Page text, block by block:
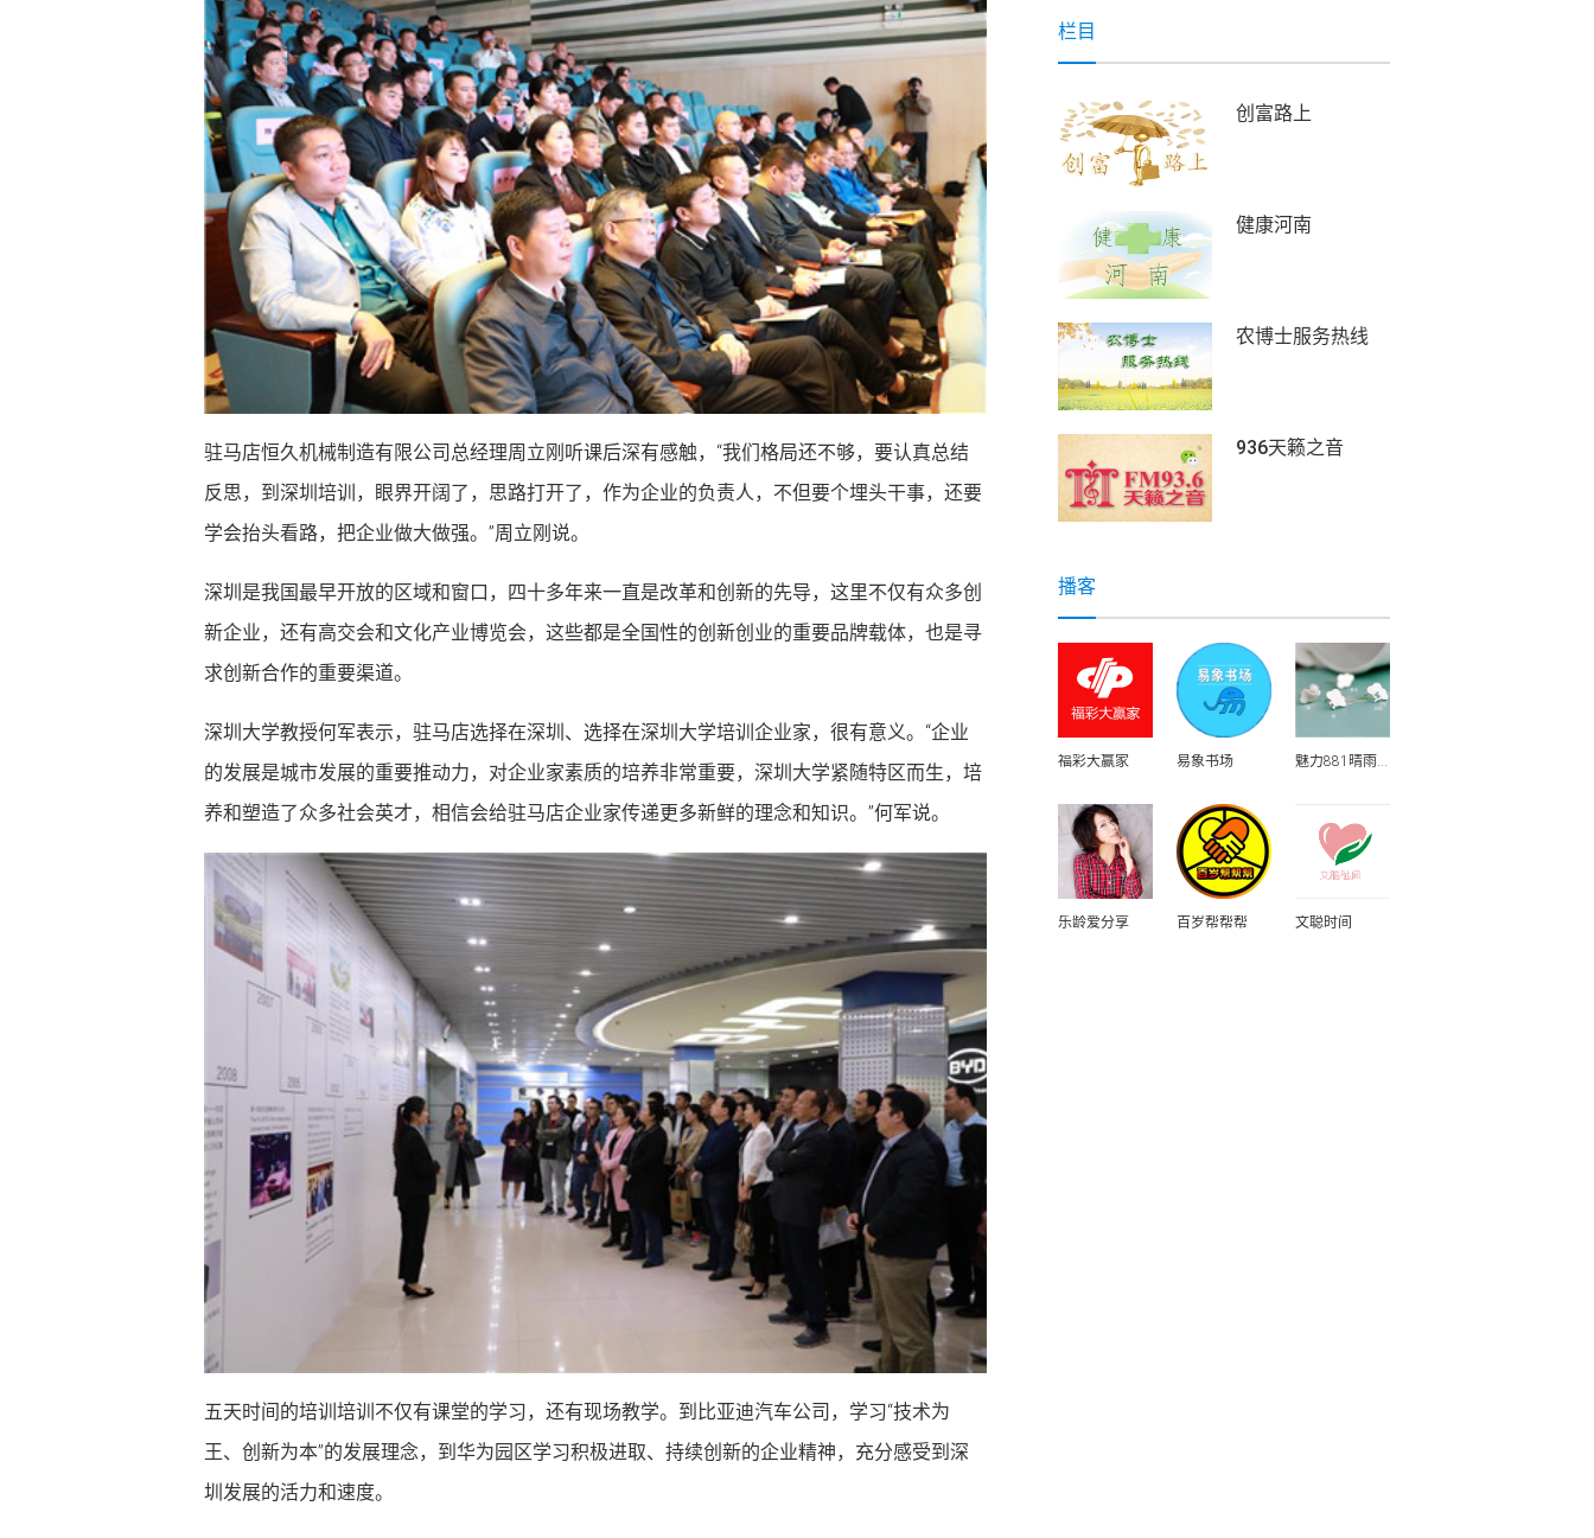
驻马店恒久机械制造有限公司总经理周立刚听课后深有感触，“我们格局还不够，要认真总结
反思，到深圳培训，眼界开阔了，思路打开了，作为企业的负责人，不但要个埋头干事，还要
学会抬头看路，把企业做大做强。”周立刚说。
深圳是我国最早开放的区域和窗口，四十多年来一直是改革和创新的先导，这里不仅有众多创
新企业，还有高交会和文化产业博览会，这些都是全国性的创新创业的重要品牌载体，也是寻
求创新合作的重要渠道。
深圳大学教授何军表示，驻马店选择在深圳、选择在深圳大学培训企业家，很有意义。“企业
的发展是城市发展的重要推动力，对企业家素质的培养非常重要，深圳大学紧随特区而生，培
养和塑造了众多社会英才，相信会给驻马店企业家传递更多新鲜的理念和知识。”何军说。
五天时间的培训培训不仅有课堂的学习，还有现场教学。到比亚迪汽车公司，学习“技术为
王、创新为本”的发展理念，到华为园区学习积极进取、持续创新的企业精神，充分感受到深
圳发展的活力和速度。
栏目
创富路上
健康河南
农博士服务热线
936天籁之音
播客
福彩大赢家 易象书场 魅力881晴雨表
乐龄爱分享 百岁帮帮帮 文聪时间